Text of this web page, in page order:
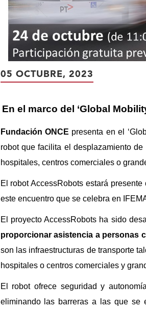
05 OCTUBRE, 2023
En el marco del ‘Global
Fundación ONCE presenta en el
robot que facilita el desplazamiento
hospitales, centros comerciales o
El robot AccessRobots estará
este encuentro que se celebra en
El proyecto AccessRobots ha sido
proporcionar asistencia a personas
son las infraestructuras de transporte
hospitales o centros comerciales y
El robot ofrece seguridad y
eliminando las barreras a las que se